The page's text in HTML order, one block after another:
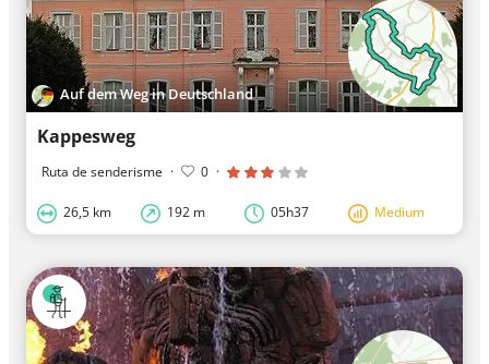
Auf dem Weg in Deutschland
Kappesweg
Ruta de senderisme · 0 ·
26,5 km 192 m 05h37 Medium